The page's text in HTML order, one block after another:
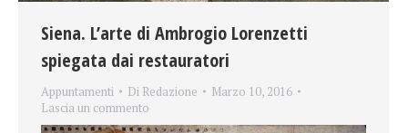
Siena. L’arte di Ambrogio Lorenzetti
spiegata dai restauratori
Appuntamenti Di Redazione
Marzo 10, 2016
Lascia un commento